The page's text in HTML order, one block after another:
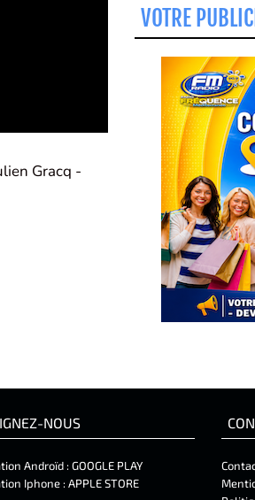
Gracq -
VOTRE
NOUS
Androïd : GOOGLE PLAY
Iphone : APPLE STORE